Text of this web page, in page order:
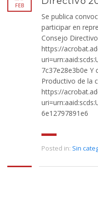
FEB
Se publica
participar en
Consejo
https://
7c37e28e3b0e Y
Productivo de la
https://
6e12797891e6
Posted in: Sin